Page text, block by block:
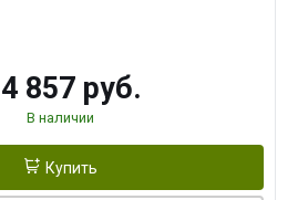
857 руб.
В наличии
Купить